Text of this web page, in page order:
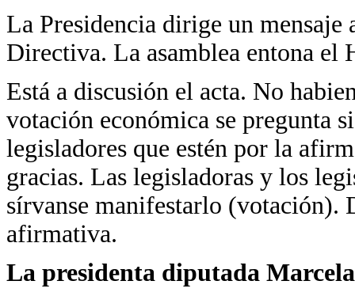
La Presidencia dirige un mensaje
Directiva. La asamblea entona
Está a discusión el acta. No
votación económica se pregunta
legisladores que estén por la
gracias. Las legisladoras y los
sírvanse manifestarlo (votación).
afirmativa.
La presidenta diputada